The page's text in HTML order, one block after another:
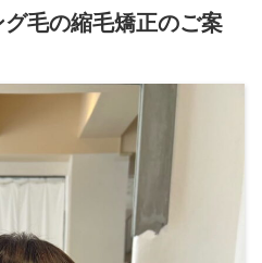
毛の縮毛矯正のご案